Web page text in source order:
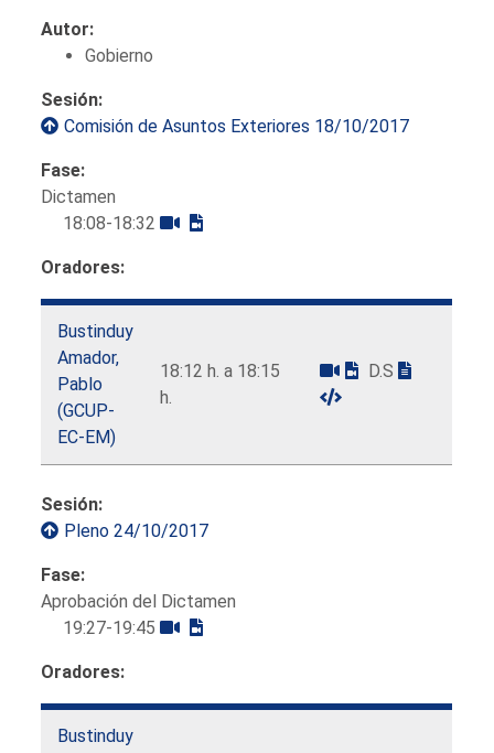
Autor:
Gobierno
Sesión:
Comisión de Asuntos Exteriores 18/10/2017
Fase:
Dictamen
18:08-18:32
Oradores:
Bustinduy
Amador,
Pablo
(GCUP-
EC-EM)
18:12 h. a 18:15
h.
D.S
Sesión:
Pleno 24/10/2017
Fase:
Aprobación del Dictamen
19:27-19:45
Oradores:
Bustinduy